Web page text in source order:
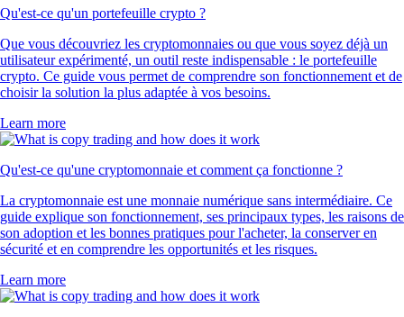
Qu'est-ce qu'un portefeuille crypto ?
Que vous découvriez les cryptomonnaies ou que vous soyez déjà un
utilisateur expérimenté, un outil reste indispensable : le portefeuille
crypto. Ce guide vous permet de comprendre son fonctionnement et de
choisir la solution la plus adaptée à vos besoins.
Learn more
Qu'est-ce qu'une cryptomonnaie et comment ça fonctionne ?
La cryptomonnaie est une monnaie numérique sans intermédiaire. Ce
guide explique son fonctionnement, ses principaux types, les raisons de
son adoption et les bonnes pratiques pour l'acheter, la conserver en
sécurité et en comprendre les opportunités et les risques.
Learn more